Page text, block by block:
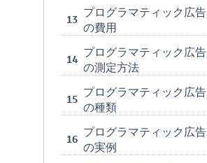
13
プログラマティック広告
の費用
14
プログラマティック広告
の測定方法
15
プログラマティック広告
の種類
16
プログラマティック広告
の実例